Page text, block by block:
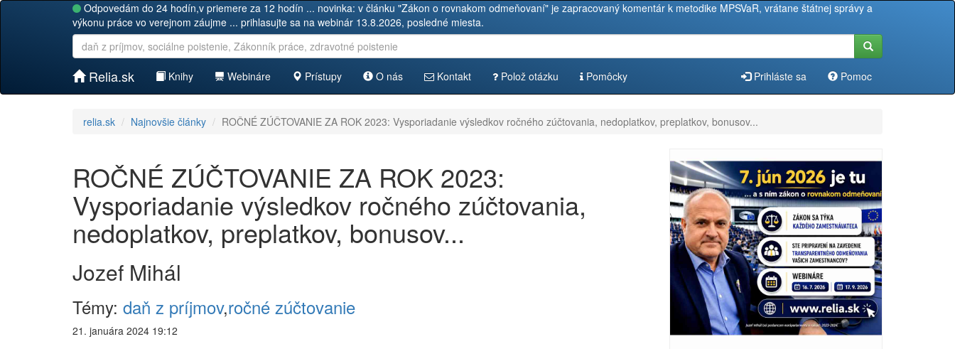
Odpovedám do 24 hodín,v priemere za 12 hodín ... novinka: v článku "Zákon o rovnakom odmeňovaní" je zapracovaný komentár k metodike MPSVaR, vrátane štátnej správy a
výkonu práce vo verejnom záujme ... prihlasujte sa na webinár 13.8.2026, posledné miesta.
Relia.sk Knihy Webináre Prístupy O nás Kontakt Polož otázku Pomôcky Prihláste sa Pomoc
relia.sk Najnovšie články ROČNÉ ZÚČTOVANIE ZA ROK 2023: Vysporiadanie výsledkov ročného zúčtovania, nedoplatkov, preplatkov, bonusov...
ROČNÉ ZÚČTOVANIE ZA ROK 2023:
Vysporiadanie výsledkov ročného zúčtovania,
nedoplatkov, preplatkov, bonusov...
Jozef Mihál
Témy: daň z príjmov,ročné zúčtovanie
21. januára 2024 19:12